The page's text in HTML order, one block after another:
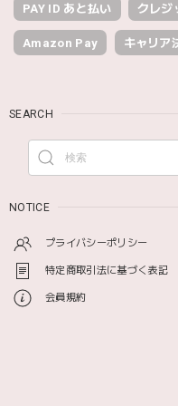
PAY ID あと払い クレジ
Amazon Pay キャリア
SEARCH
NOTICE
プライバシーポリシー
特定商取引法に基づく表記
会員規約